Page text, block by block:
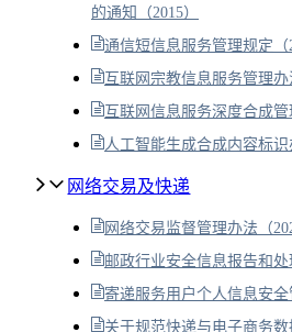
的通知（2015）
通信短信息服务管理规定（
互联网宗教信息服务管理办
互联网信息服务深度合成管
人工智能生成合成内容标识
网络交易及快递
网络交易监督管理办法（
邮政行业安全信息报告和处
寄递服务用户个人信息安全
关于规范快递与电子商务